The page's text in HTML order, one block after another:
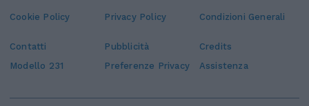
Cookie Policy Privacy Policy Condizioni Generali
Contatti Pubblicità
Credits
Modello 231
Preferenze Privacy Assistenza